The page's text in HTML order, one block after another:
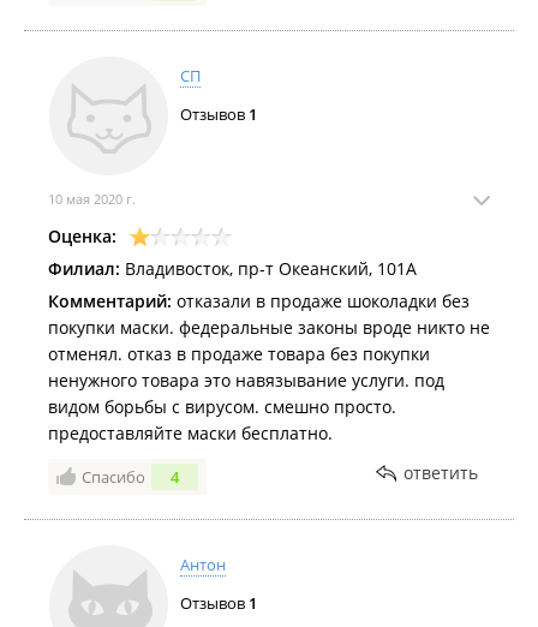
СП
Отзывов 1
10 мая 2020 г.
Оценка:
Филиал: Владивосток, пр-т Океанский, 101А
Комментарий: отказали в продаже шоколадки без
покупки маски. федеральные законы вроде никто не
отменял. отказ в продаже товара без покупки
ненужного товара это навязывание услуги. под
видом борьбы с вирусом. смешно просто.
предоставляйте маски бесплатно.
Спасибо 4 ответить
Антон
Отзывов 1